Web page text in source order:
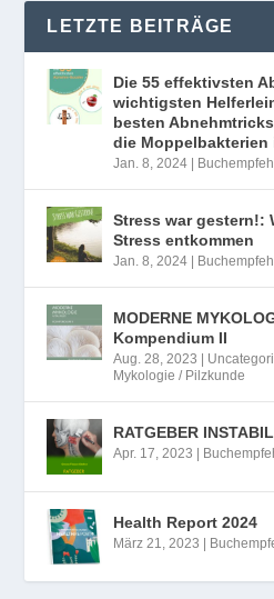
LETZTE BEITRÄGE
Die 55 effektivsten
wichtigsten
besten
die Moppelbakterien
Jan. 8, 2024
Stress war gestern!:
Stress entkommen
Jan. 8, 2024
MODERNE
Kompendium II
Aug. 28, 2023
Mykologie / Pilzkunde
RATGEBER
Apr. 17, 2023
Health Report 2024
März 21, 2023